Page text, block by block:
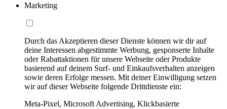
Marketing
Durch das Akzeptieren dieser Dienste können wir dir auf
deine Interessen abgestimmte Werbung, gesponserte Inhalte
oder Rabattaktionen für unsere Webseite oder Produkte
basierend auf deinem Surf- und Einkaufsverhalten anzeigen
sowie deren Erfolge messen. Mit deiner Einwilligung setzen
wir auf dieser Webseite folgende Drittdienste ein:
Meta-Pixel, Microsoft Advertising, Klickbasierte